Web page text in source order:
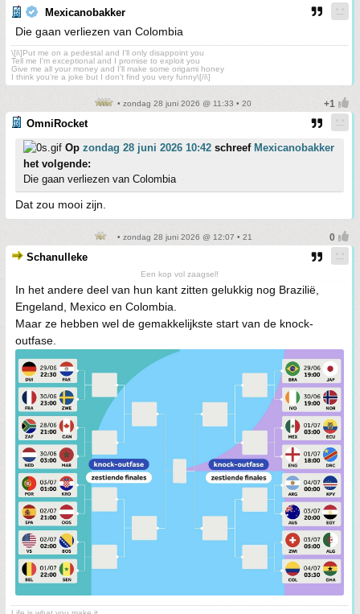
Mexicanobakker
Die gaan verliezen van Colombia
\[i\]Put me on a pedestal and I'll only disappoint you
Tell me I'm exceptional and I promise to exploit you
Give me all your money and I'll make some origami honey
I think you're a joke but I don't find you very funny\[/i\]
• zondag 28 juni 2026 @ 11:33 • 20
OmniRocket
Op zondag 28 juni 2026 10:42 schreef Mexicanobakker
het volgende:
Die gaan verliezen van Colombia
Dat zou mooi zijn.
• zondag 28 juni 2026 @ 12:07 • 21
Schanulleke
Een kop vol zaagsel!
In het andere deel van hun kant zitten gelukkig nog Brazilië,
Engeland, Mexico en Colombia.
Maar ze hebben wel de gemakkelijkste start van de knock-
outfase.